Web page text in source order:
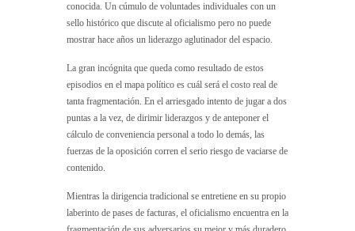
conocida. Un cúmulo de voluntades individuales con un
sello histórico que discute al oficialismo pero no puede
mostrar hace años un liderazgo aglutinador del espacio.
La gran incógnita que queda como resultado de estos
episodios en el mapa político es cuál será el costo real de
tanta fragmentación. En el arriesgado intento de jugar a dos
puntas a la vez, de dirimir liderazgos y de anteponer el
cálculo de conveniencia personal a todo lo demás, las
fuerzas de la oposición corren el serio riesgo de vaciarse de
contenido.
Mientras la dirigencia tradicional se entretiene en su propio
laberinto de pases de facturas, el oficialismo encuentra en la